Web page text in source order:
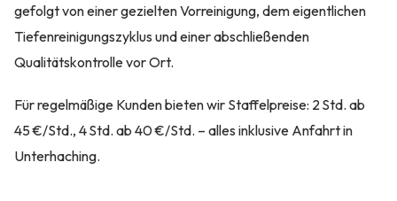
gefolgt von einer gezielten Vorreinigung, dem eigentlichen
Tiefenreinigungszyklus und einer abschließenden
Qualitätskontrolle vor Ort.
Für regelmäßige Kunden bieten wir Staffelpreise: 2 Std. ab
45 €/Std., 4 Std. ab 40 €/Std. – alles inklusive Anfahrt in
Unterhaching.